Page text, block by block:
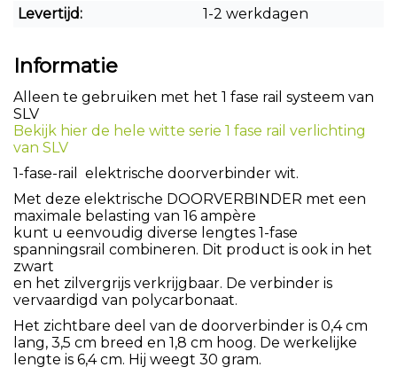
Levertijd:
1-2 werkdagen
Informatie
Alleen te gebruiken met het 1 fase rail systeem van
SLV
Bekijk hier de hele witte serie 1 fase rail verlichting
van SLV
1-fase-rail elektrische doorverbinder wit.
Met deze elektrische DOORVERBINDER met een
maximale belasting van 16 ampère
kunt u eenvoudig diverse lengtes 1-fase
spanningsrail combineren. Dit product is ook in het
zwart
en het zilvergrijs verkrijgbaar. De verbinder is
vervaardigd van polycarbonaat.
Het zichtbare deel van de doorverbinder is 0,4 cm
lang, 3,5 cm breed en 1,8 cm hoog. De werkelijke
lengte is 6,4 cm. Hij weegt 30 gram.